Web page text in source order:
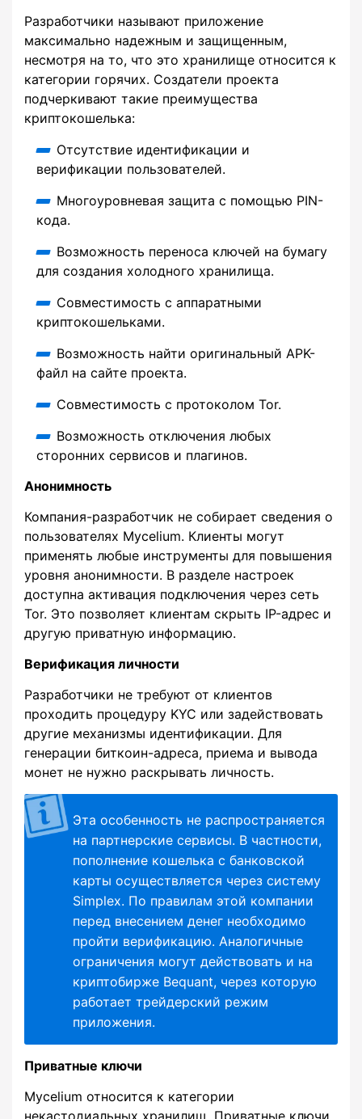
Разработчики называют приложение
максимально надежным и защищенным,
несмотря на то, что это хранилище относится к
категории горячих. Создатели проекта
подчеркивают такие преимущества
криптокошелька:
Отсутствие идентификации и
верификации пользователей.
Многоуровневая защита с помощью PIN-
кода.
Возможность переноса ключей на бумагу
для создания холодного хранилища.
Совместимость с аппаратными
криптокошельками.
Возможность найти оригинальный APK-
файл на сайте проекта.
Совместимость с протоколом Tor.
Возможность отключения любых
сторонних сервисов и плагинов.
Анонимность
Компания-разработчик не собирает сведения о
пользователях Mycelium. Клиенты могут
применять любые инструменты для повышения
уровня анонимности. В разделе настроек
доступна активация подключения через сеть
Tor. Это позволяет клиентам скрыть IP-адрес и
другую приватную информацию.
Верификация личности
Разработчики не требуют от клиентов
проходить процедуру KYC или задействовать
другие механизмы идентификации. Для
генерации биткоин-адреса, приема и вывода
монет не нужно раскрывать личность.
Эта особенность не распространяется
на партнерские сервисы. В частности,
пополнение кошелька с банковской
карты осуществляется через систему
Simplex. По правилам этой компании
перед внесением денег необходимо
пройти верификацию. Аналогичные
ограничения могут действовать и на
криптобирже Bequant, через которую
работает трейдерский режим
приложения.
Приватные ключи
Mycelium относится к категории
некастодиальных хранилищ. Приватные ключи